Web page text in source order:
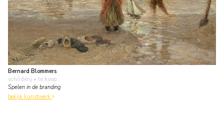
Bernard Blommers
schilderij • te koop
Spelen in de branding
bekijk kunstwerk